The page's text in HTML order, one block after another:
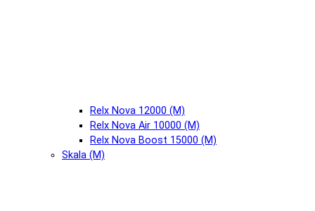
Relx Nova 12000 (М)
Relx Nova Air 10000 (М)
Relx Nova Boost 15000 (М)
Skala (М)